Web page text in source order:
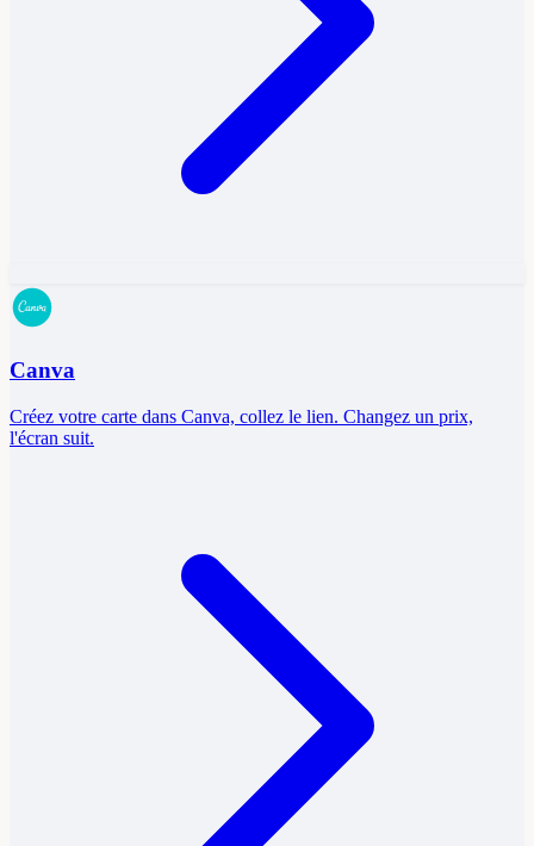
Canva
Créez votre carte dans Canva, collez le lien. Changez un prix,
l'écran suit.